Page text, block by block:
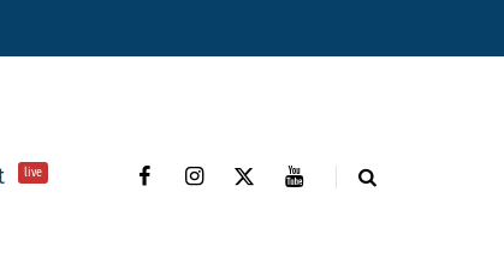
live